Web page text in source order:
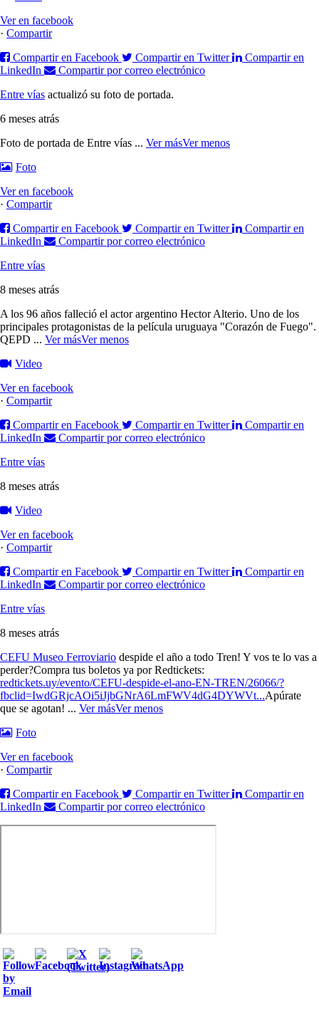
Ver en facebook
· Compartir
Compartir en Facebook
Compartir en Twitter
Compartir en
LinkedIn
Compartir por correo electrónico
Entre vías actualizó su foto de portada.
6 meses atrás
Foto de portada de Entre vías ... Ver másVer menos
Foto
Ver en facebook
· Compartir
Compartir en Facebook
Compartir en Twitter
Compartir en
LinkedIn
Compartir por correo electrónico
Entre vías
8 meses atrás
A los 96 años falleció el actor argentino Hector Alterio. Uno de los
principales protagonistas de la película uruguaya "Corazón de Fuego".
QEPD ... Ver másVer menos
Video
Ver en facebook
· Compartir
Compartir en Facebook
Compartir en Twitter
Compartir en
LinkedIn
Compartir por correo electrónico
Entre vías
8 meses atrás
Video
Ver en facebook
· Compartir
Compartir en Facebook
Compartir en Twitter
Compartir en
LinkedIn
Compartir por correo electrónico
Entre vías
8 meses atrás
CEFU Museo Ferroviario despide el año a todo Tren! Y vos te lo vas a
perder?Compra tus boletos ya por Redtickets:
redtickets.uy/evento/CEFU-despide-el-ano-EN-TREN/26066/?
fbclid=IwdGRjcAOi5iJjbGNrA6LmFWV4dG4DYWVt...Apúrate
que se agotan! ... Ver másVer menos
Foto
Ver en facebook
· Compartir
Compartir en Facebook
Compartir en Twitter
Compartir en
LinkedIn
Compartir por correo electrónico